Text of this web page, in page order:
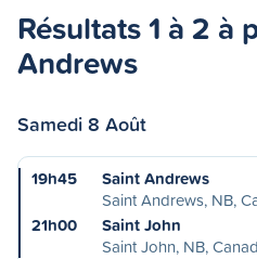
Résultats 1 à 2 à
Andrews
Samedi 8 Août
19h45
Saint Andrews
Saint Andrews, NB,
21h00
Saint John
Saint John, NB,